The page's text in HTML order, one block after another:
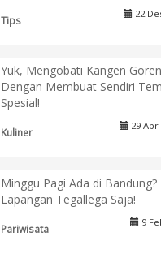
Tips
22
Yuk, Mengobati Kangen
Dengan Membuat Sendiri
Spesial!
Kuliner
29
Minggu Pagi Ada di Bandung?
Lapangan Tegallega Saja!
Pariwisata
9